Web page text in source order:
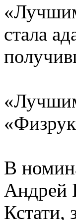
стала
В
Андрей
Кстати,